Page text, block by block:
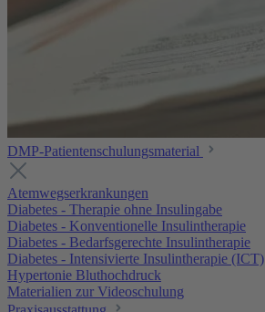
DMP-Patientenschulungsmaterial
Atemwegserkrankungen
Diabetes - Therapie ohne Insulingabe
Diabetes - Konventionelle Insulintherapie
Diabetes - Bedarfsgerechte Insulintherapie
Diabetes - Intensivierte Insulintherapie (ICT)
Hypertonie Bluthochdruck
Materialien zur Videoschulung